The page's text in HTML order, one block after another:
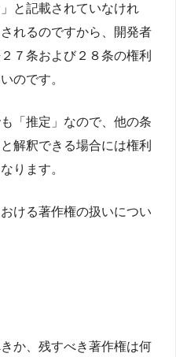
と記載されていなけれ
れるのですから、開発者
７条および２８条の権利
のです。
「推定」なので、他の条
解釈できる場合には権利
ります。
ける著作権の扱いについ
か、残すべき著作権は何